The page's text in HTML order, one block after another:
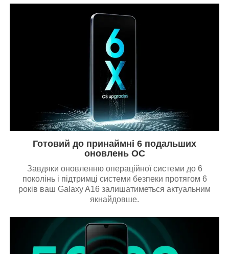
Готовий до принаймні 6 подальших
оновлень ОС
Завдяки оновленню операційної системи до 6
поколінь і підтримці системи безпеки протягом 6
років ваш Galaxy A16 залишатиметься актуальним
якнайдовше.